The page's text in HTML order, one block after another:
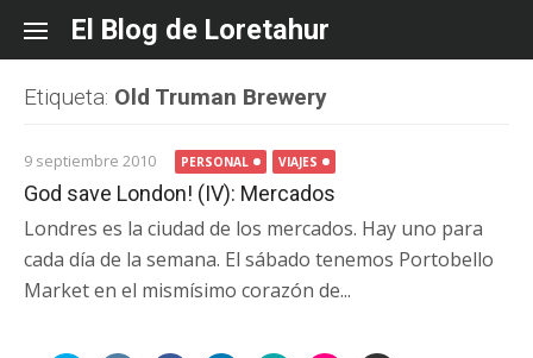
content
El Blog de Loretahur
Etiqueta: Old Truman Brewery
9 septiembre 2010 PERSONAL VIAJES
God save London! (IV): Mercados
Londres es la ciudad de los mercados. Hay uno para
cada día de la semana. El sábado tenemos Portobello
Market en el mismísimo corazón de...